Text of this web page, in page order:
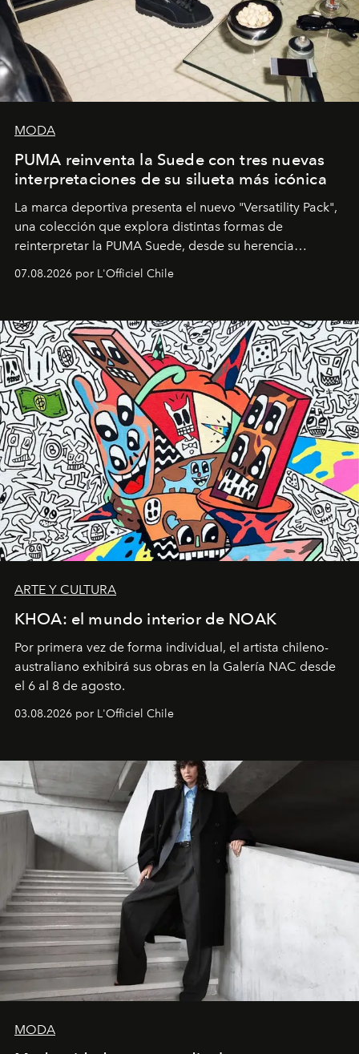
MODA
PUMA reinventa la Suede con tres nuevas
interpretaciones de su silueta más icónica
La marca deportiva presenta el nuevo "Versatility Pack",
una colección que explora distintas formas de
reinterpretar la PUMA Suede, desde su herencia
diseño y el universo outdoor.
07.08.2026 por L'Officiel Chile
ARTE Y CULTURA
KHOA: el mundo interior de NOAK
Por primera vez de forma individual, el artista chileno-
australiano exhibirá sus obras en la Galería NAC desde
el 6 al 8 de agosto.
03.08.2026 por L'Officiel Chile
MODA